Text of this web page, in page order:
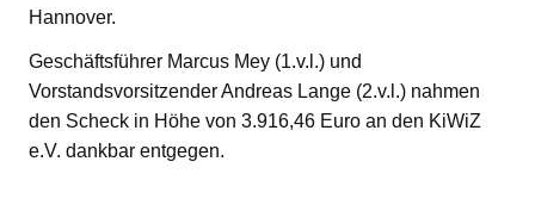
Hannover.
Geschäftsführer Marcus Mey (1.v.l.) und
Vorstandsvorsitzender Andreas Lange (2.v.l.) nahmen
den Scheck in Höhe von 3.916,46 Euro an den KiWiZ
e.V. dankbar entgegen.